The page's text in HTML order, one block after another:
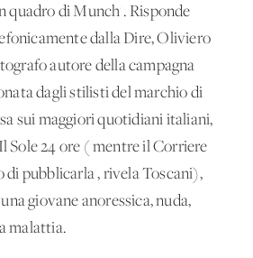
quadro di Munch'. Risponde
dalla Dire, Oliviero
autore della campagna
dagli stilisti del marchio di
sui maggiori quotidiani italiani,
Sole 24 ore ('mentre il Corriere
di pubblicarla', rivela Toscani),
giovane anoressica, nuda,
malattia.